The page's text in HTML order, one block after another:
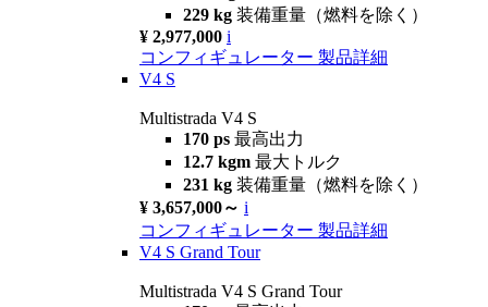
229 kg 装備重量（燃料を除く）
¥ 2,977,000 i
コンフィギュレーター 製品詳細
V4 S
Multistrada V4 S
170 ps 最高出力
12.7 kgm 最大トルク
231 kg 装備重量（燃料を除く）
¥ 3,657,000～ i
コンフィギュレーター 製品詳細
V4 S Grand Tour
Multistrada V4 S Grand Tour